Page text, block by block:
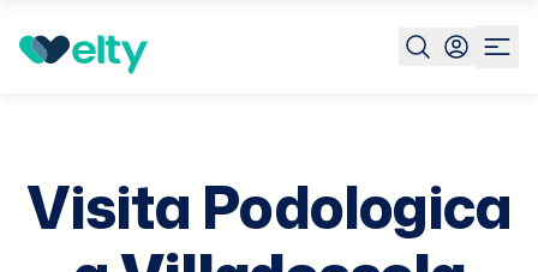
Prenota visita Villadossola
Visita Podologica